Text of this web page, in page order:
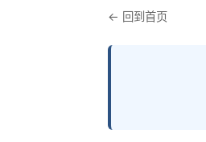
← 回到首页